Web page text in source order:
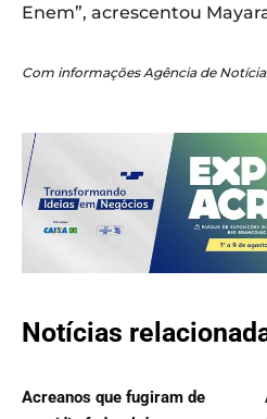
Enem”, acrescentou
Com informações Agência de
Notícias
Acreanos que fugiram de